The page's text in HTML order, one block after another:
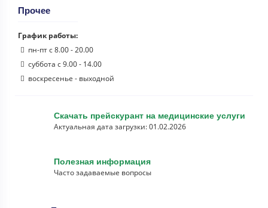
Прочее
График работы:
пн-пт с 8.00 - 20.00
суббота с 9.00 - 14.00
воскресенье - выходной
Скачать прейскурант на медицинские услуги
Актуальная дата загрузки: 01.02.2026
Полезная информация
Часто задаваемые вопросы